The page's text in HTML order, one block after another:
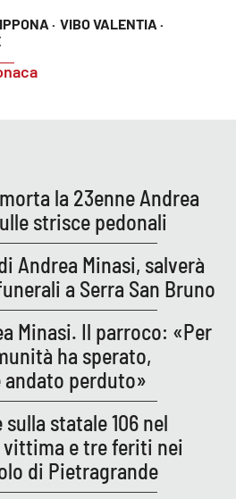
Grippo
· VIBO VALENTIA ·
la 23enne Andrea
strisce pedonali
Andrea Minasi, salverà
a Serra San Bruno
Minasi. Il parroco: «Per
ha sperato,
andato perduto»
statale 106 nel
vittima e tre feriti nei
di Pietragrande